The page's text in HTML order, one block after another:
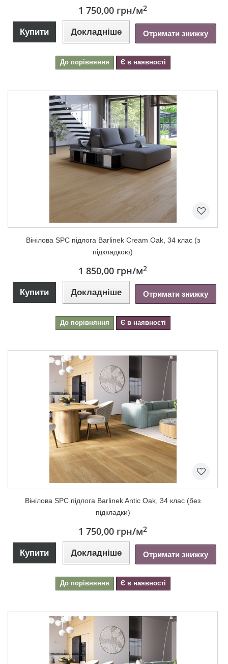
1 750,00 грн/м2
Купити Докладніше Отримати знижку
До порівняння Є в наявності
Вінілова SPC підлога Barlinek Cream Oak, 34 клас (з
підкладкою)
1 850,00 грн/м2
Купити Докладніше Отримати знижку
До порівняння Є в наявності
Вінілова SPC підлога Barlinek Antic Oak, 34 клас (без
підкладки)
1 750,00 грн/м2
Купити Докладніше Отримати знижку
До порівняння Є в наявності